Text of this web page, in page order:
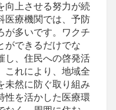
向上させる努力が続
医療機関では、予防
が多いです。ワクチ
ができるだけでな
し、住民への啓発活
これにより、地域全
未然に防ぐ取り組み
性を活かした医療環